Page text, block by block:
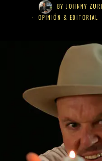
BYJOHNNY ZURI
OPINIÓN & EDITORIAL